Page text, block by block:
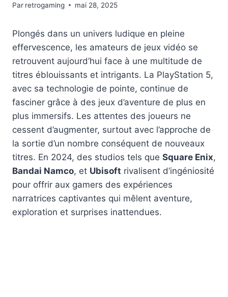
Par retrogaming mai 28, 2025
Plongés dans un univers ludique en pleine
effervescence, les amateurs de jeux vidéo se
retrouvent aujourd’hui face à une multitude de
titres éblouissants et intrigants. La PlayStation 5,
avec sa technologie de pointe, continue de
fasciner grâce à des jeux d’aventure de plus en
plus immersifs. Les attentes des joueurs ne
cessent d’augmenter, surtout avec l’approche de
la sortie d’un nombre conséquent de nouveaux
titres. En 2024, des studios tels que Square Enix,
Bandai Namco, et Ubisoft rivalisent d’ingéniosité
pour offrir aux gamers des expériences
narratrices captivantes qui mêlent aventure,
exploration et surprises inattendues.